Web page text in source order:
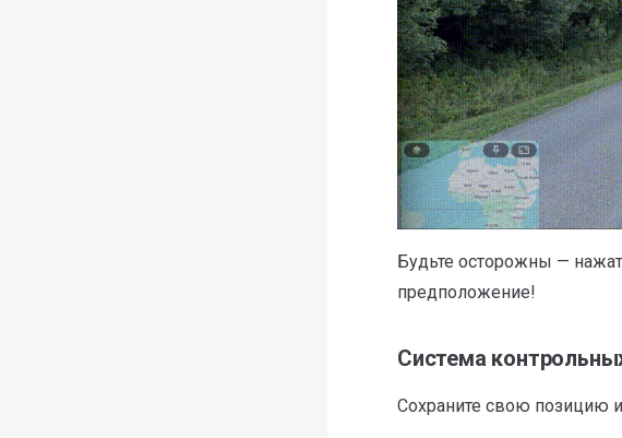
Будьте осторожны —
предположение!
Система
Сохраните свою позицию